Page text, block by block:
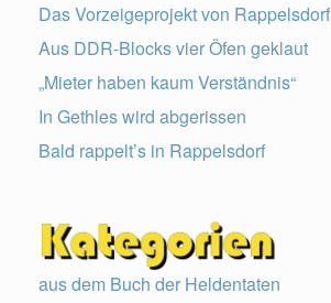
Das Vorzeigeprojekt von Rappelsdorf
Aus DDR-Blocks vier Öfen geklaut
„Mieter haben kaum Verständnis“
In Gethles wird abgerissen
Bald rappelt’s in Rappelsdorf
aus dem Buch der Heldentaten